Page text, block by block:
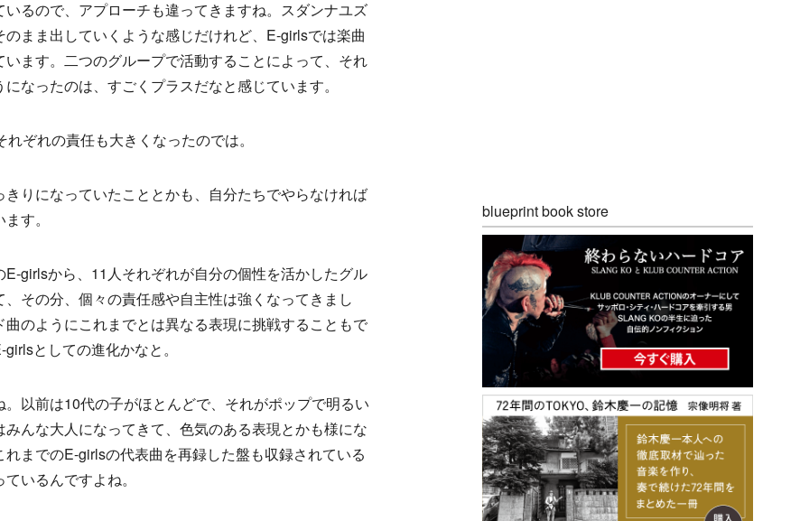
るので、アプローチも違ってきますね。スダンナユズ
まま出していくような感じだけれど、E-girlsでは楽曲
ます。二つのグループで活動することによって、それ
なったのは、すごくプラスだなと感じています。
ぞれの責任も大きくなったのでは。
りになっていたこととかも、自分たちでやらなければ
す。
girlsから、11人それぞれが自分の個性を活かしたグル
その分、個々の責任感や自主性は強くなってきまし
のようにこれまでとは異なる表現に挑戦することもで
としての進化かなと。
以前は10代の子がほとんどで、それがポップで明るい
んな大人になってきて、色気のある表現とかも様にな
までのE-girlsの代表曲を再録した盤も収録されている
いるんですよね。
blueprint book store